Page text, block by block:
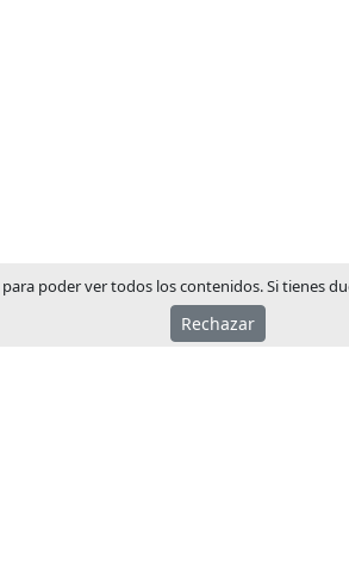
poder ver todos los contenidos. Si tienes
Rechazar